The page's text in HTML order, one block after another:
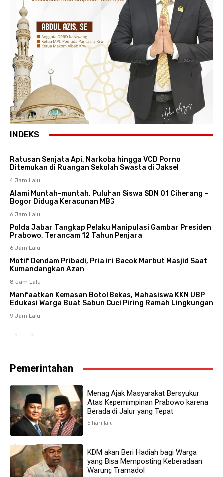
INDEKS
Ratusan Senjata Api, Narkoba hingga VCD Porno
Ditemukan di Ruangan Sekolah Swasta di Jaksel
4 Jam Lalu
Alami Muntah-muntah, Puluhan Siswa SDN 01 Ciherang –
Bogor Diduga Keracunan MBG
6 Jam Lalu
Polda Jabar Tangkap Pelaku Manipulasi Gambar Presiden
Prabowo, Terancam 12 Tahun Penjara
6 Jam Lalu
Motif Dendam Pribadi, Pria ini Bacok Marbut Masjid Saat
Kumandangkan Azan
8 Jam Lalu
Manfaatkan Kemasan Botol Bekas, Mahasiswa KKN UBP
Edukasi Warga Buat Sabun Cuci Piring Ramah Lingkungan
9 Jam Lalu
Pemerintahan
Menag Ajak Masyarakat Bersyukur
Atas Kepemimpinan Prabowo karena
Berada di Jalur yang Tepat
5 hari lalu
KDM akan Beri Hadiah bagi Warga
yang Bisa Memposting Keberadaan
Warung Tramadol